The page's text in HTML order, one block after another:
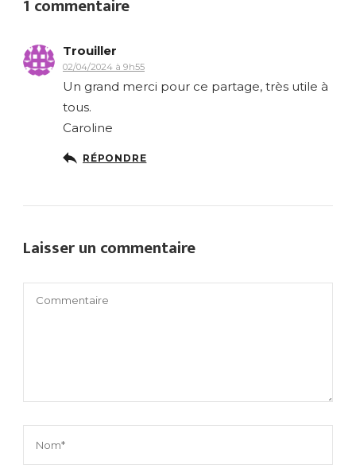
1 commentaire
Trouiller
02/04/2024 à 9h55
Un grand merci pour ce partage, très utile à
tous.
Caroline
RÉPONDRE
Laisser un commentaire